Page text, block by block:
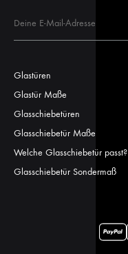
Glastüren
Glastür Maße
Glasschiebetüren
Glasschiebetür Maße
Welche Glasschiebetür passt?
Glasschiebetür Sondermaß